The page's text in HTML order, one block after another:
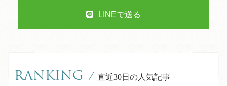
LINEで送る
RANKING / 直近30日の人気記事